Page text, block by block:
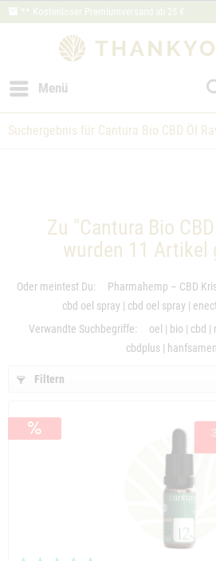
** Kostenloser Premiumversand ab 25 €
Menü
Suchergebnis für Cantura Bio CBD Öl
Zu "Cantura Bio
wurden 11 Artikel
Oder meintest Du: Pharmahemp – CBD
cbd oel spray | cbd oel spray |
Verwandte Suchbegriffe:
oel | bio | cbd |
cbdplus |
Filtern